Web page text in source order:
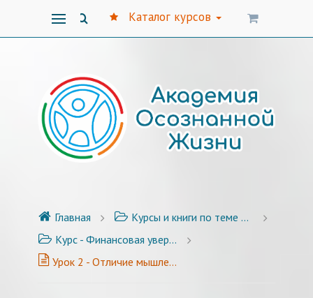
Каталог курсов
Главная
Курсы и книги по теме финансов
Курс - Финансовая уверенность - 10 уроков
Урок 2 - Отличие мышления бедного и богатого человека